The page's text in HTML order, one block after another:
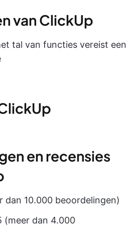
van ClickUp
tal van functies vereist een
en recensies
dan 10.000 beoordelingen)
(meer dan 4.000